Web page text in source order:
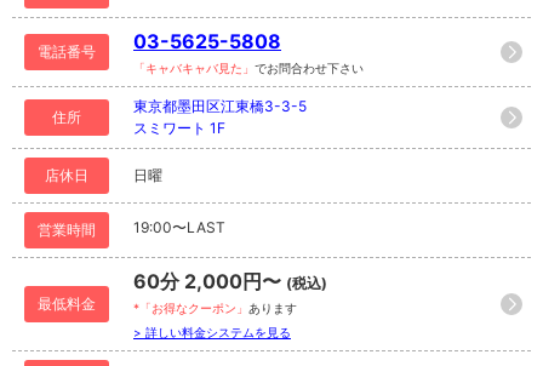
電話番号 03-5625-5808
「キャバキャバ見た」 でお問合わせ下さい
住所
東京都墨田区江東橋3-3-5
スミワート 1F
店休日 日曜
営業時間 19:00〜LAST
最低料金
60分 2,000円〜 (税込)
*「お得なクーポン」 あります
> 詳しい料金システムを見る